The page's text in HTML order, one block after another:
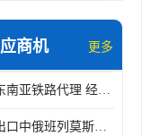
商机 更多
重庆出口东南亚铁路代理 经验丰富
呼和浩特出口中俄班列莫斯科物流 安全省心